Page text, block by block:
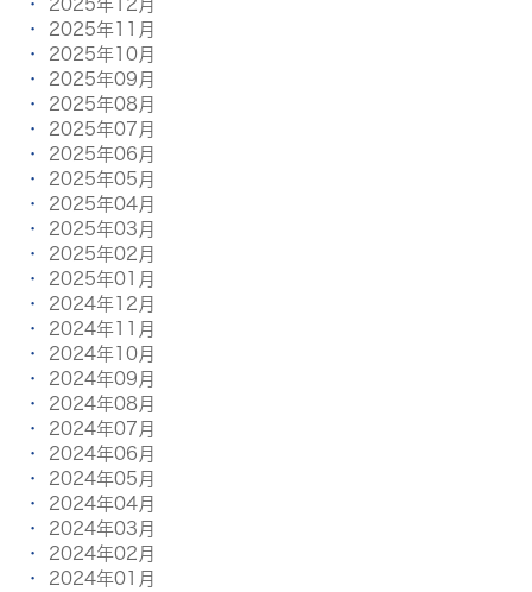
2025年12月
2025年11月
2025年10月
2025年09月
2025年08月
2025年07月
2025年06月
2025年05月
2025年04月
2025年03月
2025年02月
2025年01月
2024年12月
2024年11月
2024年10月
2024年09月
2024年08月
2024年07月
2024年06月
2024年05月
2024年04月
2024年03月
2024年02月
2024年01月